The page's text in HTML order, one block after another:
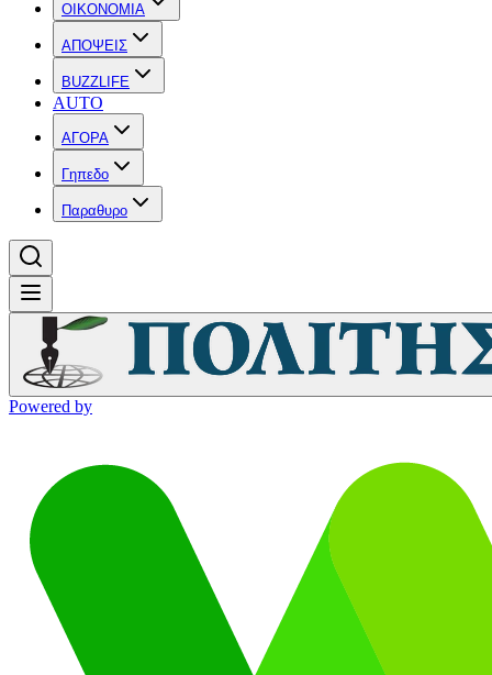
OIKONOMIA
ΑΠΟΨΕΙΣ
BUZZLIFE
AUTO
ΑΓΟΡΑ
Γηπεδο
Παραθυρο
Powered by